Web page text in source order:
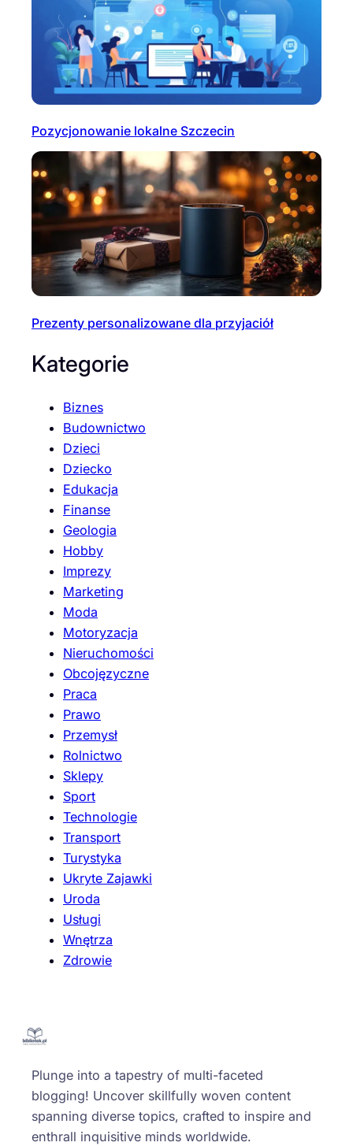
Pozycjonowanie lokalne Szczecin
Prezenty personalizowane dla przyjaciół
Kategorie
Biznes
Budownictwo
Dzieci
Dziecko
Edukacja
Finanse
Geologia
Hobby
Imprezy
Marketing
Moda
Motoryzacja
Nieruchomości
Obcojęzyczne
Praca
Prawo
Przemysł
Rolnictwo
Sklepy
Sport
Technologie
Transport
Turystyka
Ukryte Zajawki
Uroda
Usługi
Wnętrza
Zdrowie
Plunge into a tapestry of multi-faceted
blogging! Uncover skillfully woven content
spanning diverse topics, crafted to inspire and
enthrall inquisitive minds worldwide.